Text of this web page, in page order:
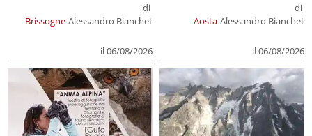
Brissogne
di
Alessandro Bianchet
il 06/08/2026
Aosta
di
Alessandro Bianchet
il 06/08/2026